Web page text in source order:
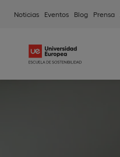
Noticias Eventos Blog Prensa